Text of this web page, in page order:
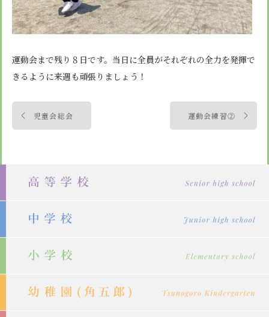
運動会まで残り８日です。当日に全員がそれぞれの全力を発揮で
きるように来週も頑張りましょう！
投
稿
児童会総会 運動会練習②